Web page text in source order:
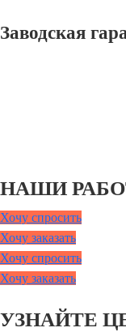
Заводская
НАШИ
Хочу спросить
Хочу заказать
Хочу спросить
Хочу заказать
УЗНАЙТЕ